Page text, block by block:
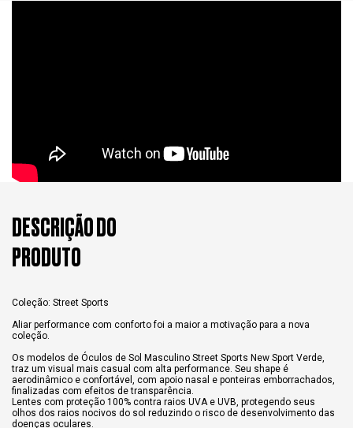
DESCRIÇÃO DO
PRODUTO
Coleção: Street Sports
Aliar performance com conforto foi a maior a motivação para a nova
coleção.
Os modelos de Óculos de Sol Masculino Street Sports New Sport Verde,
traz um visual mais casual com alta performance. Seu shape é
aerodinâmico e confortável, com apoio nasal e ponteiras emborrachados,
finalizadas com efeitos de transparência.
Lentes com proteção 100% contra raios UVA e UVB, protegendo seus
olhos dos raios nocivos do sol reduzindo o risco de desenvolvimento das
doenças oculares.